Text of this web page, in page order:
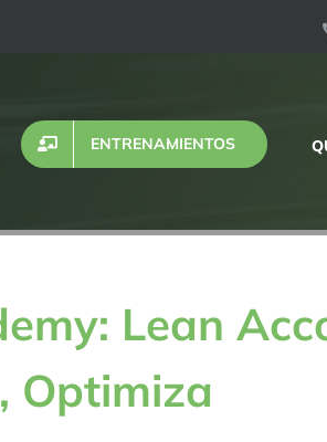
ENTRENAMIENTOS
Lean
Optimiza